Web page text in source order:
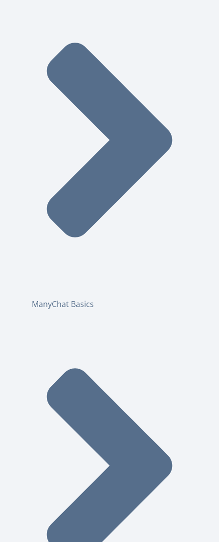
ManyChat Basics